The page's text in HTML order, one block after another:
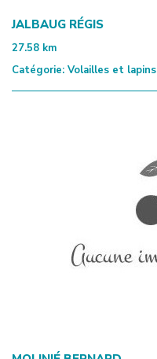
JALBAUG RÉGIS
27.58 km
Catégorie: Volailles et lapins